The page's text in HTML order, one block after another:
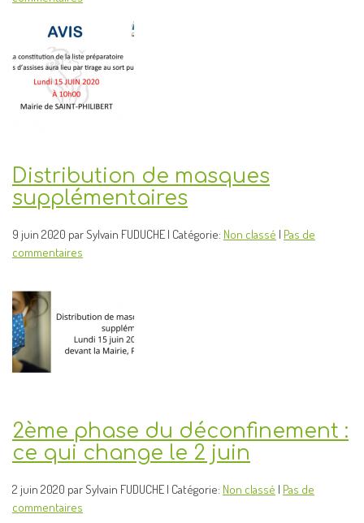
Distribution de masques
supplémentaires
9 juin 2020 par Sylvain FUDUCHE | Catégorie: Non classé | Pas de
commentaires
2ème phase du déconfinement :
ce qui change le 2 juin
2 juin 2020 par Sylvain FUDUCHE | Catégorie: Non classé | Pas de
commentaires